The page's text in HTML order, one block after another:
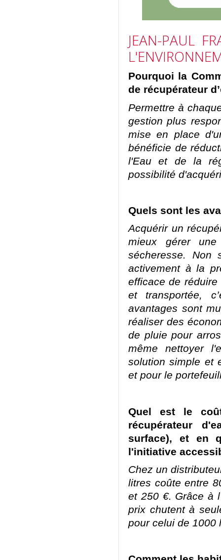
JEAN-PAUL
Pourquoi la
de récupérateur
Permettre à
gestion plus
mise en place
bénéficie de
l'Eau et de la
possibilité
Quels sont les
Acquérir un
mieux gérer
sécheresse. Non
activement à la
efficace de
et transportée,
avantages sont
réaliser des
de pluie pour
même nettoyer
solution simple et
et pour le
Quel est le
récupérateur
surface), et en
l'initiative
Chez un
litres coûte entre
et 250 €. Grâce à
prix chutent à
pour celui de 1000